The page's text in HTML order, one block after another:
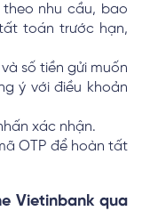
nhu cầu, bao
toán trước hạn,
số tiền gửi muốn
ý với điều khoản
xác nhận.
OTP để hoàn tất
Vietinbank qua